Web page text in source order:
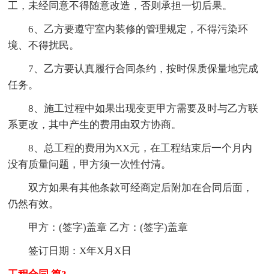
工，未经同意不得随意改造，否则承担一切后果。
6、乙方要遵守室内装修的管理规定，不得污染环
境、不得扰民。
7、乙方要认真履行合同条约，按时保质保量地完成
任务。
8、施工过程中如果出现变更甲方需要及时与乙方联
系更改，其中产生的费用由双方协商。
8、总工程的费用为XX元，在工程结束后一个月内
没有质量问题，甲方须一次性付清。
双方如果有其他条款可经商定后附加在合同后面，
仍然有效。
甲方：(签字)盖章 乙方：(签字)盖章
签订日期：X年X月X日